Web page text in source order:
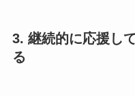
3. 継続的に応援し
る